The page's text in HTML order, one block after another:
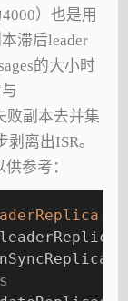
）也是用
滞后leader
的大小时
败副本去并集
离出ISR。
参考：